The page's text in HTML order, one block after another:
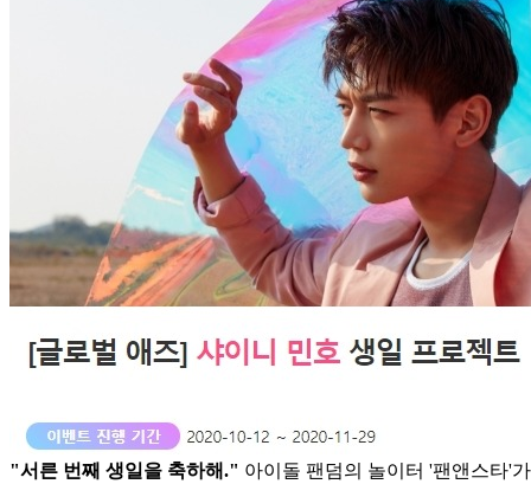
"서른 번째 생일을 축하해." 아이돌 팬덤의 놀이터 '팬앤스타'